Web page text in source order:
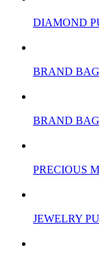
DIAMOND
BRAND
BRAND
PRECIOUS
JEWELRY